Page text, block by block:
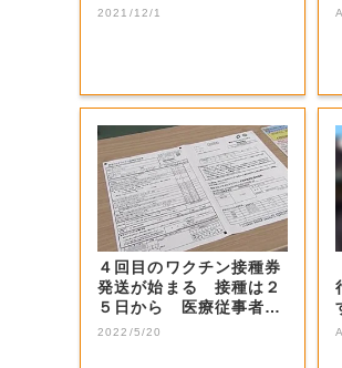
制度」総社市...
2021/12/1
４回目のワクチン接種券
発送が始まる 接種は２
５日から 医療従事者分
を発送【岡山・...
2022/5/20